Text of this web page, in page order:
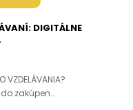
DIGITÁLNE
VZDELÁVANIA?
zakúpen..